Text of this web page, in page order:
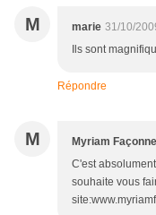
M marie 31/10/
Ils sont
Répondre
M Myriam Façonne
C'est
souhaite vous